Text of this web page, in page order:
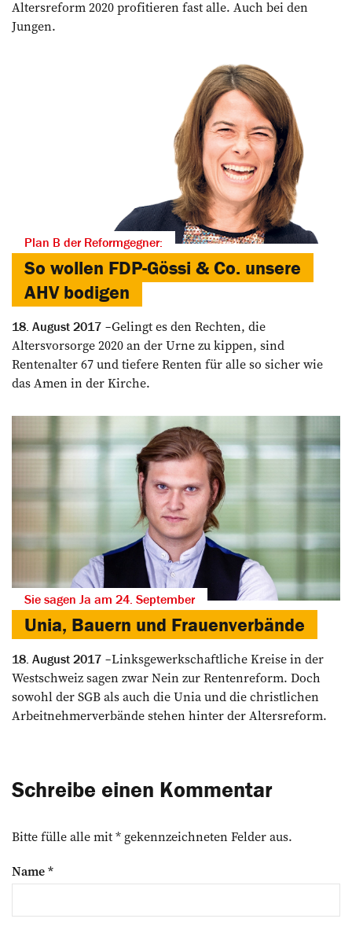
Altersreform 2020 profitieren fast alle. Auch bei den
Jungen.
Plan B der Reformgegner:
So wollen FDP-Gössi & Co. unsere
AHV bodigen
18. August 2017
Gelingt es den Rechten, die
Altersvorsorge 2020 an der Urne zu kippen, sind
Rentenalter 67 und tiefere Renten für alle so sicher wie
das Amen in der Kirche.
Sie sagen Ja am 24. September
Unia, Bauern und Frauenverbände
18. August 2017
Linksgewerkschaftliche Kreise in der
Westschweiz sagen zwar Nein zur Rentenreform. Doch
sowohl der SGB als auch die Unia und die christlichen
Arbeitnehmerverbände stehen hinter der Altersreform.
Schreibe einen Kommentar
Bitte fülle alle mit * gekennzeichneten Felder aus.
Name*